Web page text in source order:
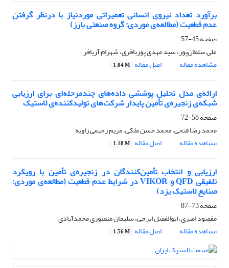
برآورد تعداد نیروی انسانی تعمیراتی موردنیاز با درنظر گرفتن
عدم قطعیت (مطالعه‌ی موردی: گروه صنعتی بارز)
صفحه45-57
علی سلطان‌پور، سید مهدی پورباقری، شهرام آریافر
مشاهده مقاله
اصل مقاله 1.04 M
ارائه‌ی مدل تحلیل پوششی داده‌های چندمرحله‌ای برای ارزیابی
شبکه‌ی زنجیر‌ه‌ی تأمین پایدار شرکت‌های تولیدکننده‌ی لاستیک
صفحه58-72
محمد رضا فتحی، محمد حسن ملکی، مریم رحیمی زاویه
مشاهده مقاله
اصل مقاله 1.18 M
ارزیابی و انتخاب تأمین‌کنندگان در زنجیره‌ی تأمین با رویکرد
تلفیقی QFD و VIKOR در شرایط عدم قطعیت (مطالعه‌ی موردی:
صنایع لاستیک یزد)
صفحه73-87
مقصود امیری، ابوالفضل ایرجی، سلیمان منصوری محمدآبادی
مشاهده مقاله
اصل مقاله 1.56 M